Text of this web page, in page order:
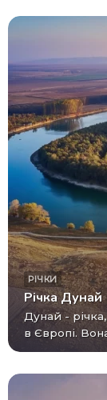
РІЧКИ
Річка Дунай
Дунай - річка, що займає друге місце за довжиною
в Європі.